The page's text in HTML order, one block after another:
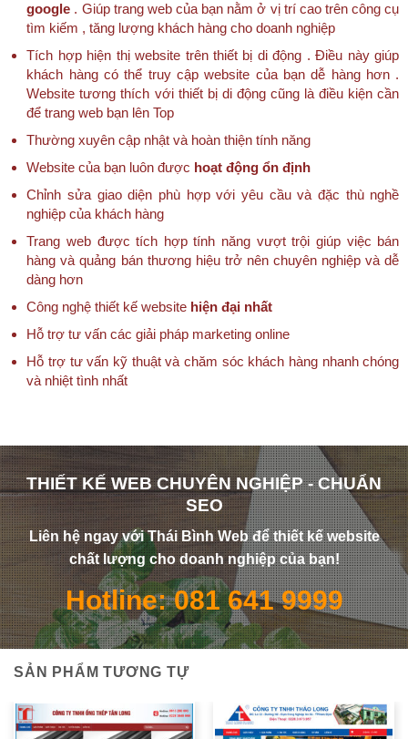
google . Giúp trang web của bạn nằm ở vị trí cao trên công cụ
tìm kiếm , tăng lượng khách hàng cho doanh nghiệp
Tích hợp hiện thị website trên thiết bị di động . Điều này giúp
khách hàng có thể truy cập website của bạn dễ hàng hơn .
Website tương thích với thiết bị di động cũng là điều kiện cần
để trang web bạn lên Top
Thường xuyên cập nhật và hoàn thiện tính năng
Website của bạn luôn được hoạt động ổn định
Chỉnh sửa giao diện phù hợp với yêu cầu và đặc thù nghề
nghiệp của khách hàng
Trang web được tích hợp tính năng vượt trội giúp việc bán
hàng và quảng bán thương hiệu trở nên chuyên nghiệp và dễ
dàng hơn
Công nghệ thiết kế website hiện đại nhất
Hỗ trợ tư vấn các giải pháp marketing online
Hỗ trợ tư vấn kỹ thuật và chăm sóc khách hàng nhanh chóng
và nhiệt tình nhất
THIẾT KẾ WEB CHUYÊN NGHIỆP - CHUẨN
SEO
Liên hệ ngay với Thái Bình Web để thiết kế website
chất lượng cho doanh nghiệp của bạn!
Hotline: 081 641 9999
SẢN PHẨM TƯƠNG TỰ